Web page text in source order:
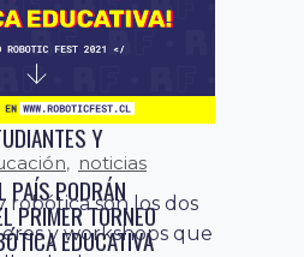
, noticias
PAÍS PODRÁN
PRIMER TORNEO
EDUCATIVA
educación
DE VERANO
Y
robótica son los dos
y workshops que